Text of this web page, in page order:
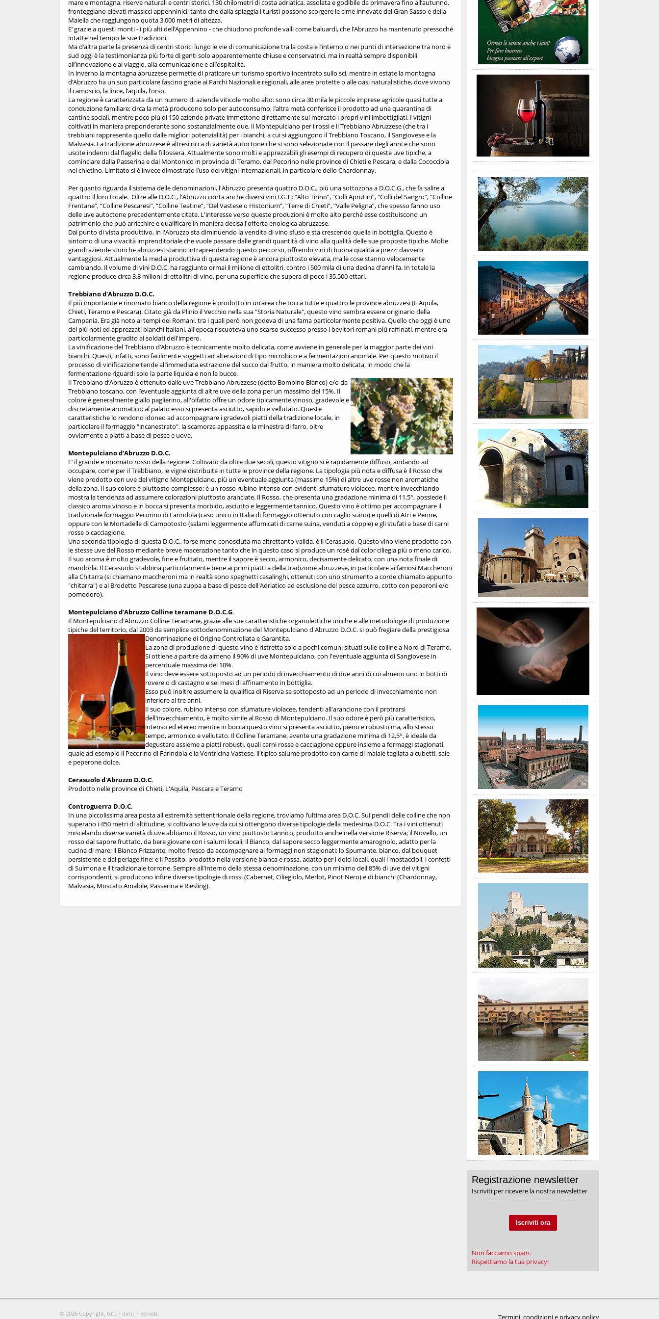
mare e montagna, riserve naturali e centri storici. 130 chilometri di costa adriatica, assolata e godibile da primavera fino all’autunno,
fronteggiano elevati massicci appenninici, tanto che dalla spiaggia i turisti possono scorgere le cime innevate del Gran Sasso e della
Maiella che raggiungono quota 3.000 metri di altezza.
E’ grazie a questi monti - i più alti dell’Appennino - che chiudono profonde valli come baluardi, che l’Abruzzo ha mantenuto pressoché
intatte nel tempo le sue tradizioni.
Ma d’altra parte la presenza di centri storici lungo le vie di comunicazione tra la costa e l’interno o nei punti di intersezione tra nord e
sud oggi è la testimonianza più forte di genti solo apparentemente chiuse e conservatrici, ma in realtà sempre disponibili
all’innovazione e al viaggio, alla comunicazione e all’ospitalità.
In inverno la montagna abruzzese permette di praticare un turismo sportivo incentrato sullo sci, mentre in estate la montagna
d’Abruzzo ha un suo particolare fascino grazie ai Parchi Nazionali e regionali, alle aree protette o alle oasi naturalistiche, dove vivono
il camoscio, la lince, l’aquila, l’orso.
La regione è caratterizzata da un numero di aziende viticole molto alto: sono circa 30 mila le piccole imprese agricole quasi tutte a
conduzione familiare; circa la metà producono solo per autoconsumo, l’altra metà conferisce il prodotto ad una quarantina di
cantine sociali, mentre poco più di 150 aziende private immettono direttamente sul mercato i propri vini imbottigliati. I vitigni
coltivati in maniera preponderante sono sostanzialmente due, il Montepulciano per i rossi e il Trebbiano Abruzzese (che tra i
trebbiani rappresenta quello dalle migliori potenzialità) per i bianchi, a cui si aggiungono il Trebbiano Toscano, il Sangiovese e la
Malvasia. La tradizione abruzzese è altresì ricca di varietà autoctone che si sono selezionate con il passare degli anni e che sono
uscite indenni dal flagello della fillossera. Attualmente sono molti e apprezzabili gli esempi di recupero di queste uve tipiche, a
cominciare dalla Passerina e dal Montonico in provincia di Teramo, dal Pecorino nelle province di Chieti e Pescara, e dalla Cococciola
nel chietino. Limitato si è invece dimostrato l’uso dei vitigni internazionali, in particolare dello Chardonnay.
Per quanto riguarda il sistema delle denominazioni, l'Abruzzo presenta quattro D.O.C., più una sottozona a D.O.C.G., che fa salire a
quattro il loro totale. Oltre alle D.O.C., l'Abruzzo conta anche diversi vini I.G.T.: “Alto Tirino”, “Colli Aprutini”, “Colli del Sangro”, “Colline
Frentane”, “Colline Pescaresi”, “Colline Teatine”, “Del Vastese o Histonium”, “Terre di Chieti”, “Valle Peligna”, che spesso fanno uso
delle uve autoctone precedentemente citate. L'interesse verso queste produzioni è molto alto perché esse costituiscono un
patrimonio che può arricchire e qualificare in maniera decisa l'offerta enologica abruzzese.
Dal punto di vista produttivo, in l'Abruzzo sta diminuendo la vendita di vino sfuso e sta crescendo quella in bottiglia. Questo è
sintomo di una vivacità imprenditoriale che vuole passare dalle grandi quantità di vino alla qualità delle sue proposte tipiche. Molte
grandi aziende storiche abruzzesi stanno intraprendendo questo percorso, offrendo vini di buona qualità a prezzi davvero
vantaggiosi. Attualmente la media produttiva di questa regione è ancora piuttosto elevata, ma le cose stanno velocemente
cambiando. Il volume di vini D.O.C. ha raggiunto ormai il milione di ettolitri, contro i 500 mila di una decina d'anni fa. In totale la
regione produce circa 3,8 milioni di ettolitri di vino, per una superficie che supera di poco i 35.500 ettari.
Trebbiano d'Abruzzo D.O.C.
Il più importante e rinomato bianco della regione è prodotto in un’area che tocca tutte e quattro le province abruzzesi (L'Aquila,
Chieti, Teramo e Pescara). Citato già da Plinio il Vecchio nella sua "Storia Naturale", questo vino sembra essere originario della
Campania. Era già noto ai tempi dei Romani, tra i quali però non godeva di una fama particolarmente positiva. Quello che oggi è uno
dei più noti ed apprezzati bianchi italiani, all'epoca riscuoteva uno scarso successo presso i bevitori romani più raffinati, mentre era
particolarmente gradito ai soldati dell'impero.
La vinificazione del Trebbiano d’Abruzzo è tecnicamente molto delicata, come avviene in generale per la maggior parte dei vini
bianchi. Questi, infatti, sono facilmente soggetti ad alterazioni di tipo microbico e a fermentazioni anomale. Per questo motivo il
processo di vinificazione tende all’immediata estrazione del succo dal frutto, in maniera molto delicata, in modo che la
fermentazione riguardi solo la parte liquida e non le bucce.
Il Trebbiano d’Abruzzo è ottenuto dalle uve Trebbiano Abruzzese (detto Bombino Bianco) e/o da
Trebbiano toscano, con l’eventuale aggiunta di altre uve della zona per un massimo del 15%. Il
colore è generalmente giallo paglierino, all'olfatto offre un odore tipicamente vinoso, gradevole e
discretamente aromatico; al palato esso si presenta asciutto, sapido e vellutato. Queste
caratteristiche lo rendono idoneo ad accompagnare i gradevoli piatti della tradizione locale, in
particolare il formaggio "incanestrato", la scamorza appassita e la minestra di farro, oltre
ovviamente a piatti a base di pesce e uova.
Montepulciano d'Abruzzo D.O.C.
E’ il grande e rinomato rosso della regione. Coltivato da oltre due secoli, questo vitigno si è rapidamente diffuso, andando ad
occupare, come per il Trebbiano, le vigne distribuite in tutte le province della regione. La tipologia più nota e diffusa è il Rosso che
viene prodotto con uve del vitigno Montepulciano, più un'eventuale aggiunta (massimo 15%) di altre uve rosse non aromatiche
della zona. Il suo colore è piuttosto complesso: è un rosso rubino intenso con evidenti sfumature violacee, mentre invecchiando
mostra la tendenza ad assumere colorazioni piuttosto aranciate. Il Rosso, che presenta una gradazione minima di 11,5°, possiede il
classico aroma vinoso e in bocca si presenta morbido, asciutto e leggermente tannico. Questo vino è ottimo per accompagnare il
tradizionale formaggio Pecorino di Farindola (caso unico in Italia di formaggio ottenuto con caglio suino) e quelli di Atri e Penne,
oppure con le Mortadelle di Campotosto (salami leggermente affumicati di carne suina, venduti a coppie) e gli stufati a base di carni
rosse o cacciagione.
Una seconda tipologia di questa D.O.C., forse meno conosciuta ma altrettanto valida, è il Cerasuolo. Questo vino viene prodotto con
le stesse uve del Rosso mediante breve macerazione tanto che in questo caso si produce un rosé dal color ciliegia più o meno carico.
Il suo aroma è molto gradevole, fine e fruttato, mentre il sapore è secco, armonico, decisamente delicato, con una nota finale di
mandorla. Il Cerasuolo si abbina particolarmente bene ai primi piatti a della tradizione abruzzese, in particolare ai famosi Maccheroni
alla Chitarra (si chiamano maccheroni ma in realtà sono spaghetti casalinghi, ottenuti con uno strumento a corde chiamato appunto
"chitarra") e al Brodetto Pescarese (una zuppa a base di pesce dell'Adriatico ad esclusione del pesce azzurro, cotto con peperoni e/o
pomodoro).
Montepulciano d’Abruzzo Colline teramane D.O.C.G.
Il Montepulciano d'Abruzzo Colline Teramane, grazie alle sue caratteristiche organolettiche uniche e alle metodologie di produzione
tipiche del territorio, dal 2003 da semplice sottodenominazione del Montepulciano d'Abruzzo D.O.C. si può fregiare della prestigiosa
Denominazione di Origine Controllata eGarantita.
La zona di produzione di questo vino è ristretta solo a pochi comuni situati sulle colline a Nord di Teramo.
Si ottiene a partire da almeno il 90% di uve Montepulciano, con l'eventuale aggiunta di Sangiovese in
percentuale massima del 10%.
Il vino deve essere sottoposto ad un periodo di invecchiamento di due anni di cui almeno uno in botti di
rovere o di castagno e sei mesi di affinamento in bottiglia.
Esso può inoltre assumere la qualifica di Riserva se sottoposto ad un periodo di invecchiamento non
inferiore ai tre anni.
Il suo colore, rubino intenso con sfumature violacee, tendenti all'arancione con il protrarsi
dell'invecchiamento, è molto simile al Rosso di Montepulciano. Il suo odore è però più caratteristico,
intenso ed etereo mentre in bocca questo vino si presenta asciutto, pieno e robusto ma, allo stesso
tempo, armonico e vellutato. Il Colline Teramane, avente una gradazione minima di 12,5°, è ideale da
degustare assieme a piatti robusti, quali carni rosse e cacciagione oppure insieme a formaggi stagionati,
quale ad esempio il Pecorino di Farindola e la Ventricina Vastese, il tipico salume prodotto con carne di maiale tagliata a cubetti, sale
e peperone dolce.
Cerasuolo d'Abruzzo D.O.C.
Prodotto nelle province di Chieti, L'Aquila, Pescara e Teramo
Controguerra D.O.C.
In una piccolissima area posta all'estremità settentrionale della regione, troviamo l’ultima area D.O.C. Sui pendii delle colline che non
superano i 450 metri di altitudine, si coltivano le uve da cui si ottengono diverse tipologie della medesima D.O.C. Tra i vini ottenuti
miscelando diverse varietà di uve abbiamo il Rosso, un vino piuttosto tannico, prodotto anche nella versione Riserva; il Novello, un
rosso dal sapore fruttato, da bere giovane con i salumi locali; il Bianco, dal sapore secco leggermente amarognolo, adatto per la
cucina di mare; il Bianco Frizzante, molto fresco da accompagnare ai formaggi non stagionati; lo Spumante, bianco, dal bouquet
persistente e dal perlage fine; e il Passito, prodotto nella versione bianca e rossa, adatto per i dolci locali, quali i mostaccioli, i confetti
di Sulmona e il tradizionale torrone. Sempre all'interno della stessa denominazione, con un minimo dell'85% di uve dei vitigni
corrispondenti, si producono infine diverse tipologie di rossi (Cabernet, Ciliegiolo, Merlot, Pinot Nero) e di bianchi (Chardonnay,
Malvasia, Moscato Amabile, Passerina e Riesling).
Registrazione newsletter
Iscriviti per ricevere la nostra newsletter
Iscriviti ora
Non facciamo spam.
Rispettiamo la tua privacy!
Termini, condizioni e privacy policy
© 2026 Copyright, tutti i diritti riservati.